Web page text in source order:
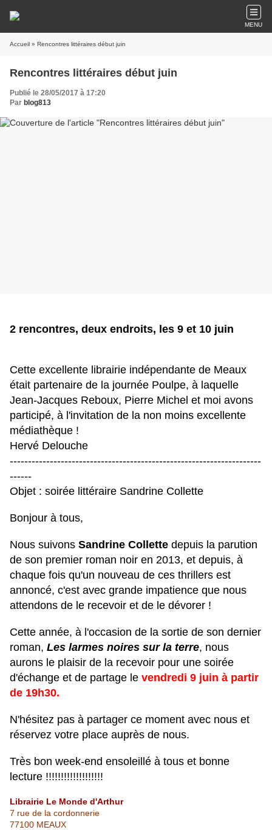
MENU
Accueil » Rencontres littéraires début juin
Rencontres littéraires début juin
Publié le 28/05/2017 à 17:20
Par blog813
2 rencontres, deux endroits, les 9 et 10 juin
Cette excellente librairie indépendante de Meaux
était partenaire de la journée Poulpe, à laquelle
Jean-Jacques Reboux, Pierre Michel et moi avons
participé, à l'invitation de la non moins excellente
médiathèque !
Hervé Delouche
---------------------------------------------------------------------
------
Objet : soirée littéraire Sandrine Collette
Bonjour à tous,
Nous suivons Sandrine Collette depuis la parution
de son premier roman noir en 2013, et depuis, à
chaque fois qu'un nouveau de ces thrillers est
annoncé, c'est avec grande impatience que nous
attendons de le recevoir et de le dévorer !
Cette année, à l'occasion de la sortie de son dernier
roman, Les larmes noires sur la terre, nous
aurons le plaisir de la recevoir pour une soirée
d'échange et de partage le vendredi 9 juin à partir
de 19h30.
N'hésitez pas à partager ce moment avec nous et
réservez votre place auprès de nous.
Très bon week-end ensoleillé à tous et bonne
lecture !!!!!!!!!!!!!!!!!!!
Librairie Le Monde d'Arthur
7 rue de la cordonnerie
77100 MEAUX